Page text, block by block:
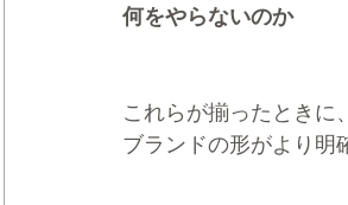
何をやらないのか
これらが揃ったときに、
ブランドの形がより明